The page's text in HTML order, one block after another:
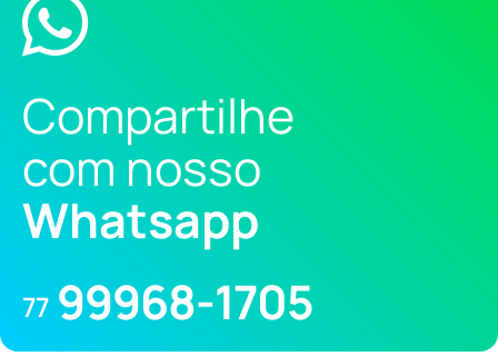
Compartilhe
com nosso
Whatsapp
77 99968-1705